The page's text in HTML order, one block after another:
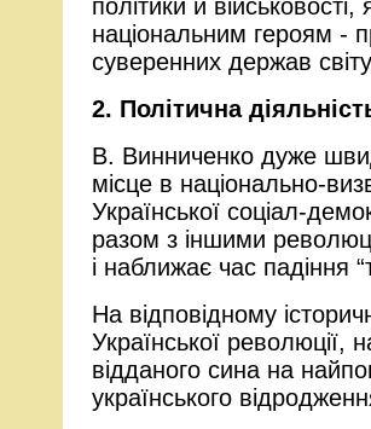
політики й
національним героям -
суверенних держав
2. Політична
В. Винниченко дуже
місце в національно-
Української соціал-
разом з іншими
і наближає час падіння
На відповідному
Української революції,
відданого сина на
українського